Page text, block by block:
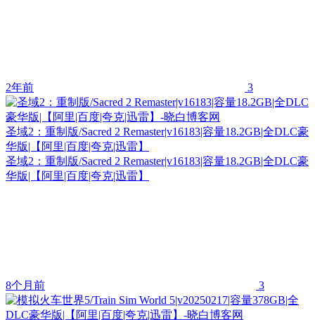
2年前 3
圣域2：重制版/Sacred 2 Remaster|v16183|容量18.2GB|全DLC豪
华版|【阿里|百度|夸克|迅雷】
圣域2：重制版/Sacred 2 Remaster|v16183|容量18.2GB|全DLC豪
华版|【阿里|百度|夸克|迅雷】
8个月前 3